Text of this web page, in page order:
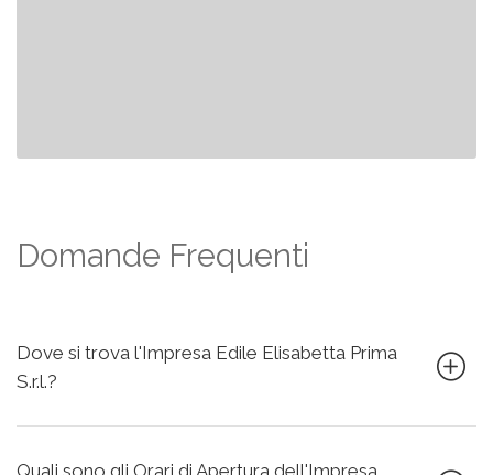
Domande Frequenti
Dove si trova l'Impresa Edile Elisabetta Prima
S.r.l.?
Quali sono gli Orari di Apertura dell'Impresa